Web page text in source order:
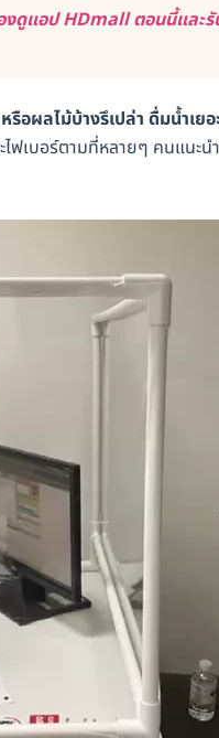
งดูแอป HDmall ตอนนี้และรั
อผลไม้บ้างรึเปล่า ดื่มน้ำเย
ฟเบอร์ตามที่หลายๆ คนแน